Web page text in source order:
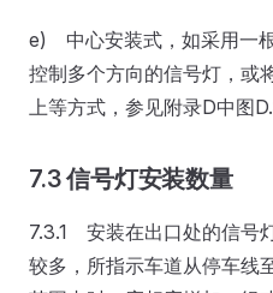
e) 中心安装式，如采用一
控制多个方向的信号灯，或
上等方式，参见附录D中图
7.3 信号灯安装数量
7.3.1 安装在出口处的信号
较多，所指示车道从停车线